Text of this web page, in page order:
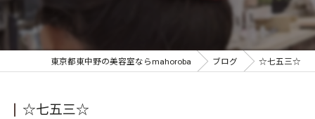
東京都東中野の美容室ならmahoroba ブログ ☆七五三☆
☆七五三☆